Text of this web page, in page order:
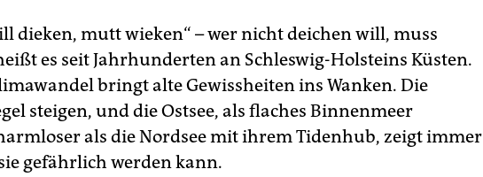
dieken, mutt wieken“ – wer nicht deichen will, muss
es seit Jahrhunderten an Schleswig-Holsteins Küsten.
bringt alte Gewissheiten ins Wanken. Die
steigen, und die Ostsee, als flaches Binnenmeer
als die Nordsee mit ihrem Tidenhub, zeigt immer
gefährlich werden kann.